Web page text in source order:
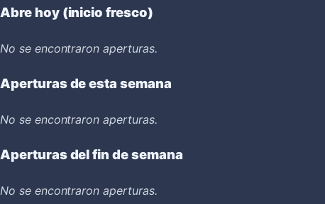
Abre hoy (inicio fresco)
No se encontraron aperturas.
Aperturas de esta semana
No se encontraron aperturas.
Aperturas del fin de semana
No se encontraron aperturas.